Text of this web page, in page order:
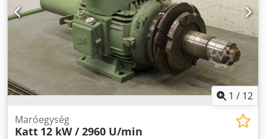
1 / 12
Maróegység
Katt 12 kW / 2960 U/min